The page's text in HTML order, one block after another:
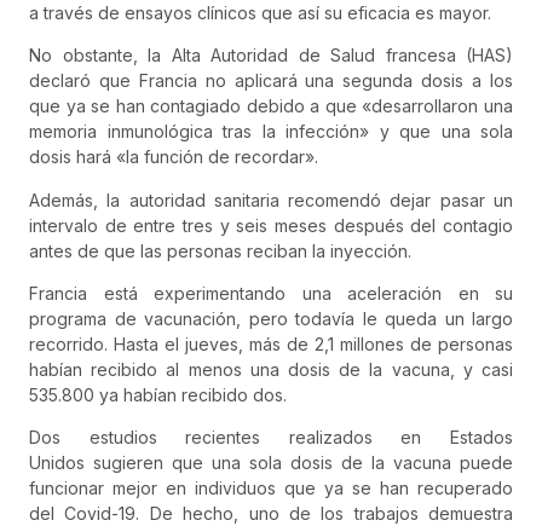
a través de ensayos clínicos que así su eficacia es mayor.
No obstante, la Alta Autoridad de Salud francesa (HAS)
declaró que Francia no aplicará una segunda dosis a los
que ya se han contagiado debido a que «desarrollaron una
memoria inmunológica tras la infección» y que una sola
dosis hará «la función de recordar».
Además, la autoridad sanitaria recomendó dejar pasar un
intervalo de entre tres y seis meses después del contagio
antes de que las personas reciban la inyección.
Francia está experimentando una aceleración en su
programa de vacunación, pero todavía le queda un largo
recorrido. Hasta el jueves, más de 2,1 millones de personas
habían recibido al menos una dosis de la vacuna, y casi
535.800 ya habían recibido dos.
Dos estudios recientes realizados en Estados
Unidos sugieren que una sola dosis de la vacuna puede
funcionar mejor en individuos que ya se han recuperado
del Covid-19. De hecho, uno de los trabajos demuestra